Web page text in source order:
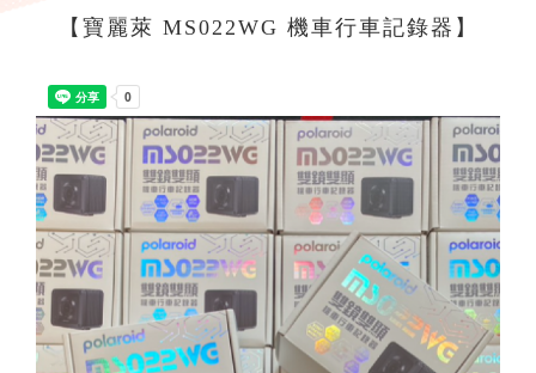
【寶麗萊 MS022WG 機車行車記錄器】